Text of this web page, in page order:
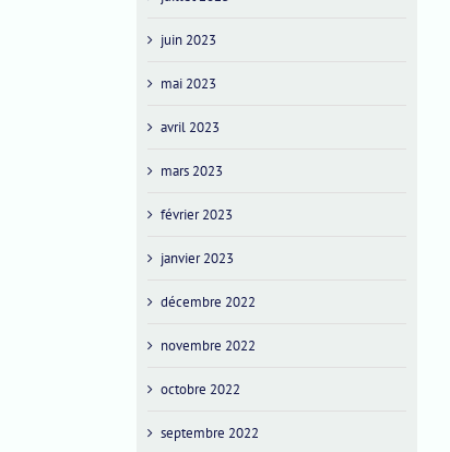
juin 2023
mai 2023
avril 2023
mars 2023
février 2023
janvier 2023
décembre 2022
novembre 2022
octobre 2022
septembre 2022